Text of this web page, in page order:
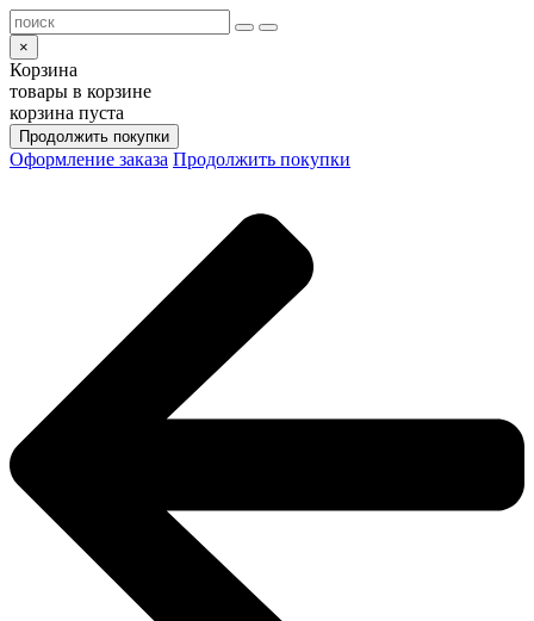
×
Корзина
товары в корзине
корзина пуста
Продолжить покупки
Оформление заказа Продолжить покупки